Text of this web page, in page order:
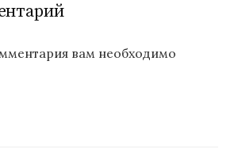
вам необходимо